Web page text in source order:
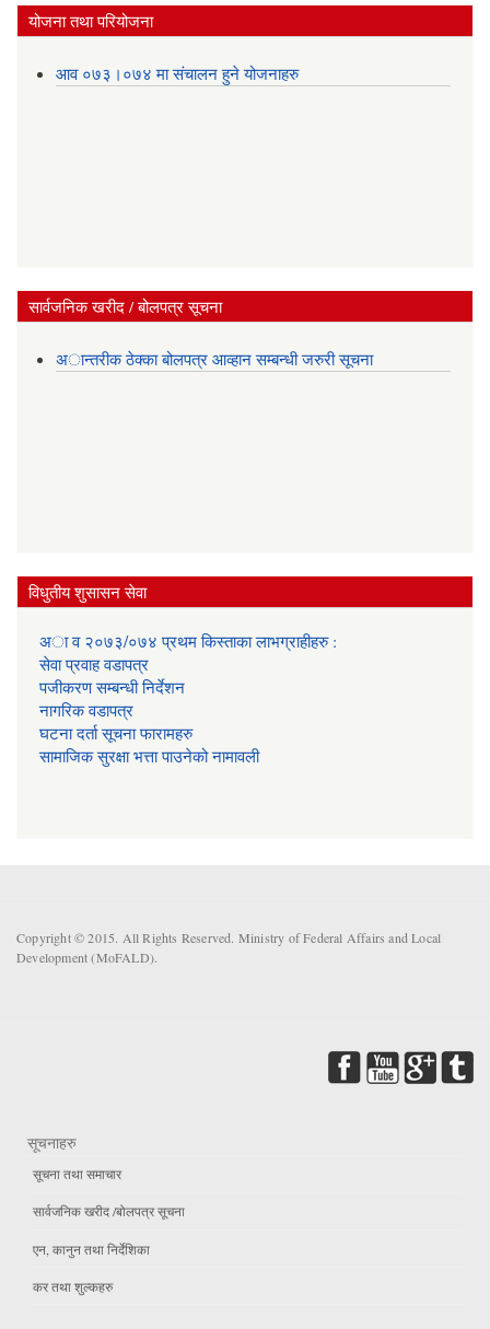
योजना तथा परियोजना
आव ०७३।०७४ मा संचालन हुने योजनाहरु
सार्वजनिक खरीद / बोलपत्र सूचना
अान्तरीक ठेक्का बोलपत्र आव्हान सम्बन्धी जरुरी सूचना
विधुतीय शुसासन सेवा
अा व २०७३/०७४ प्रथम किस्ताका लाभग्राहीहरु :
सेवा प्रवाह वडापत्र
प‌जीकरण सम्बन्धी निर्देशन
नागरिक वडापत्र
घटना दर्ता सूचना फारामहरु
सामाजिक सुरक्षा भत्ता पाउनेको नामावली
Copyright © 2015. All Rights Reserved. Ministry of Federal Affairs and Local
Development (MoFALD).
सूचनाहरु
सूचना तथा समाचार
सार्वजनिक खरीद /बोलपत्र सूचना
एन, कानुन तथा निर्देशिका
कर तथा शुल्कहरु